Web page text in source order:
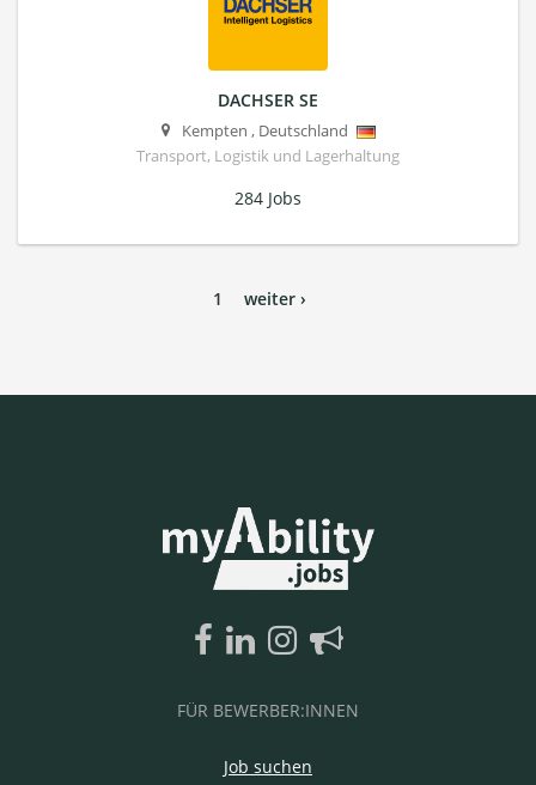
DACHSER SE
Kempten , Deutschland
Transport, Logistik und Lagerhaltung
284 Jobs
1 weiter ›
FÜR BEWERBER:INNEN
Job suchen